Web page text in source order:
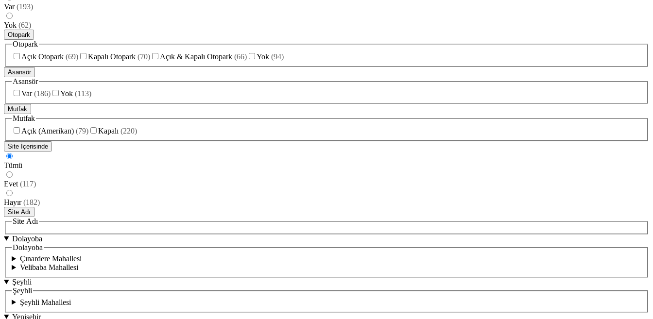
Var (193)
Yok (62)
Otopark
Otopark
Açık Otopark (69) Kapalı Otopark (70) Açık & Kapalı Otopark (66) Yok (94)
Asansör
Asansör
Var (186) Yok (113)
Mutfak
Mutfak
Açık (Amerikan) (79) Kapalı (220)
Site İçerisinde
Tümü
Evet (117)
Hayır (182)
Site Adı
Site Adı
Dolayoba
Dolayoba
Çınardere Mahallesi
Velibaba Mahallesi
Şeyhli
Şeyhli
Şeyhli Mahallesi
Yenişehir